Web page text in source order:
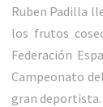
Ruben Padilla
los frutos
Federación
Campeonato
gran deportista.